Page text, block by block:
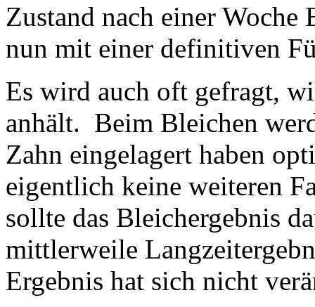
Zustand nach einer
nun mit einer definitiven
Es wird auch oft gefragt,
anhält. Beim Bleichen
Zahn eingelagert haben
eigentlich keine weiteren
sollte das Bleichergebnis
mittlerweile
Ergebnis hat sich nicht